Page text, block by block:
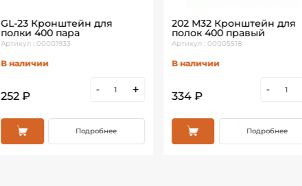
GL-23 Кронштейн для
полки 400 пара
Артикул : 00001933
В наличии
252 ₽
- +
Подробнее
202 М32 Кронштейн для
полок 400 правый
Артикул : 00005518
В наличии
334 ₽
-
Подробнее